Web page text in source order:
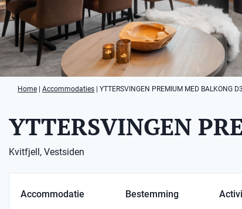
Home Accommodaties YTTERSVINGEN PREMIUM MED BALKONG
YTTERSVINGEN
Kvitfjell, Vestsiden
Accommodatie Bestemming